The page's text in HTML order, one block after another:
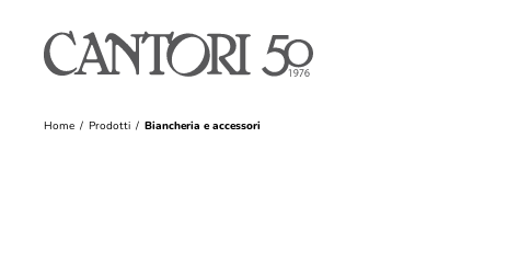
Home Prodotti Biancheria e accessori